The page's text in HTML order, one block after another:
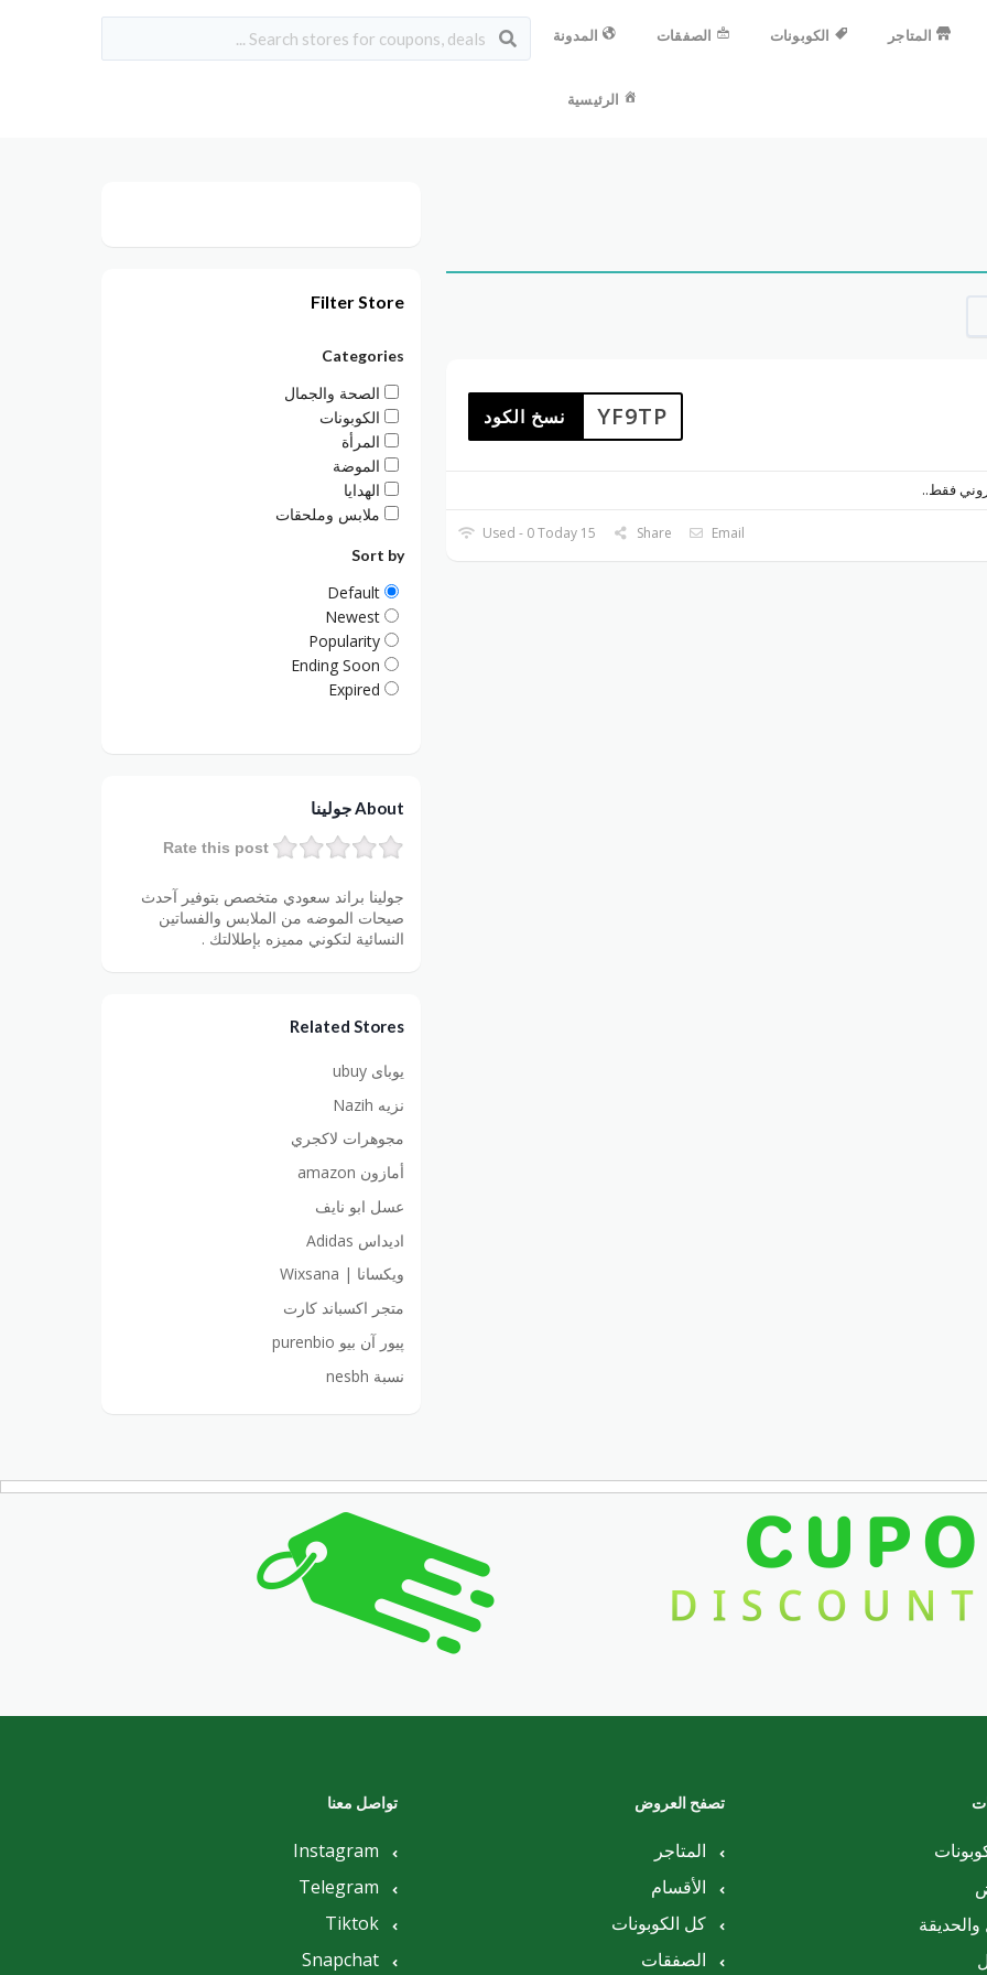
المدونة الصفقات الكوبونات المتاجر
الرئيسية
YF9TP نسخ الكود
فقط..
15 Used - 0 Today Share Email
Filter Store
Categories
الصحة والجمال
الكوبونات
المرأة
الموضة
الهدايا
ملابس وملحقات
Sort by
Default
Newest
Popularity
Ending Soon
Expired
About جولينا
Rate this post
جولينا براند سعودي متخصص بتوفير آحدث
صيحات الموضه من الملابس والفساتين
النسائية لتكوني مميزه بإطلالتك .
Related Stores
يوباى ubuy
نزيه Nazih
مجوهرات لاكجري
أمازون amazon
عسل ابو نايف
اديداس Adidas
ويكسانا | Wixsana
متجر اكسباند كارت
پيور آن بيو purenbio
نسبة nesbh
والحديقة
تصفح العروض
المتاجر
الأقسام
كل الكوبونات
الصفقات
تواصل معنا
Instagram
Telegram
Tiktok
Snapchat